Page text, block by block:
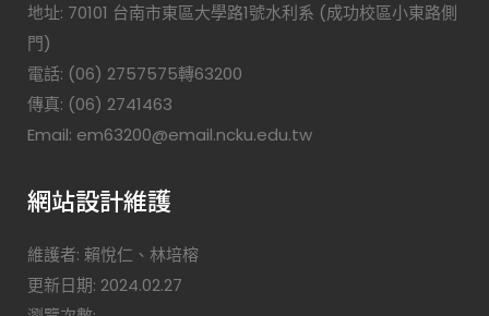
地址: 70101 台南市東區大學路1號水利系 (成功校區小東路側
門)
電話: (06) 2757575轉63200
傳真: (06) 2741463
Email: em63200@email.ncku.edu.tw
網站設計維護
維護者: 賴悅仁、林培榕
更新日期: 2024.02.27